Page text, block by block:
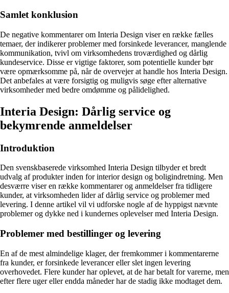
Samlet konklusion
De negative kommentarer om Interia Design viser en række fælles
temaer, der indikerer problemer med forsinkede leverancer, manglende
kommunikation, tvivl om virksomhedens troværdighed og dårlig
kundeservice. Disse er vigtige faktorer, som potentielle kunder bør
være opmærksomme på, når de overvejer at handle hos Interia Design.
Det anbefales at være forsigtig og muligvis søge efter alternative
virksomheder med bedre omdømme og pålidelighed.
Interia Design: Dårlig service og
bekymrende anmeldelser
Introduktion
Den svenskbaserede virksomhed Interia Design tilbyder et bredt
udvalg af produkter inden for interior design og boligindretning. Men
desværre viser en række kommentarer og anmeldelser fra tidligere
kunder, at virksomheden lider af dårlig service og problemer med
levering. I denne artikel vil vi udforske nogle af de hyppigst nævnte
problemer og dykke ned i kundernes oplevelser med Interia Design.
Problemer med bestillinger og levering
En af de mest almindelige klager, der fremkommer i kommentarerne
fra kunder, er forsinkede leverancer eller slet ingen levering
overhovedet. Flere kunder har oplevet, at de har betalt for varerne, men
efter flere uger eller endda måneder har de stadig ikke modtaget dem.